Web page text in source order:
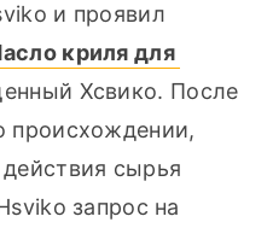
и проявил
криля для
Хсвико. После
происхождении,
сырья
запрос на